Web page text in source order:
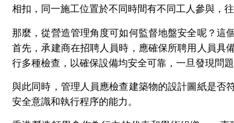
相扣，同一施工位置於不同時間有不同工人參與，
那麼，從營造管理角度可如何監督地盤安全呢？這
首先，承建商在招聘人員時，應確保所聘用人員具
行多種檢查，以確保設備均安全可靠，一旦發現問
與此同時，管理人員應檢查建築物的設計圖紙是否
安全意識和執行程序的能力。